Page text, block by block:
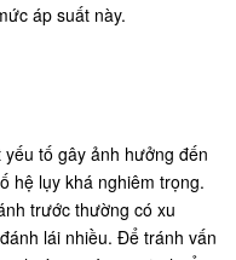
áp suất này.
yếu tố gây ảnh hưởng đến
hệ lụy khá nghiêm trọng.
trước thường có xu
lái nhiều. Để tránh vấn